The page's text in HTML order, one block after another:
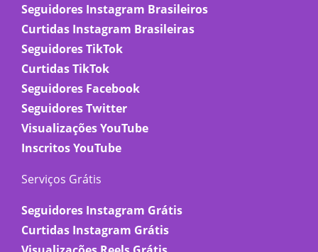
Seguidores Instagram Brasileiros
Curtidas Instagram Brasileiras
Seguidores TikTok
Curtidas TikTok
Seguidores Facebook
Seguidores Twitter
Visualizações YouTube
Inscritos YouTube
Serviços Grátis
Seguidores Instagram Grátis
Curtidas Instagram Grátis